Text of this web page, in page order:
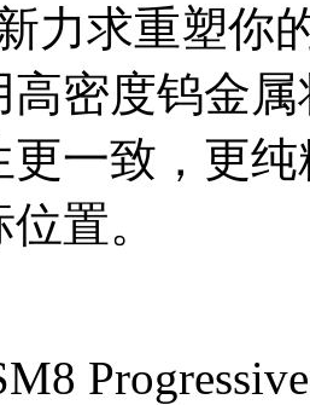
力求重塑你
高密度钨金
更一致，更
置。